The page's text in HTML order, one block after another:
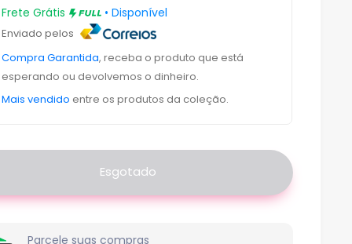
Frete Grátis • Disponível
Enviado pelos
Compra Garantida, receba o produto que está
esperando ou devolvemos o dinheiro.
Mais vendido entre os produtos da coleção.
Esgotado
Parcele suas compras